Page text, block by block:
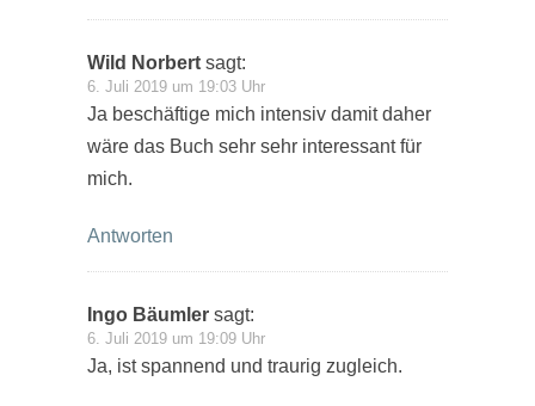
Wild Norbert sagt:
6. Juli 2019 um 19:03 Uhr
Ja beschäftige mich intensiv damit daher
wäre das Buch sehr sehr interessant für
mich.
Antworten
Ingo Bäumler sagt:
6. Juli 2019 um 19:09 Uhr
Ja, ist spannend und traurig zugleich.